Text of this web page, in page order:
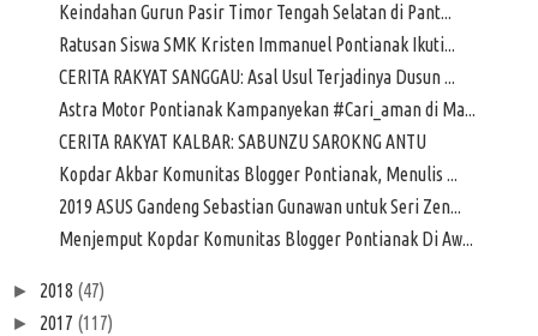
Keindahan Gurun Pasir Timor Tengah Selatan di Pant...
Ratusan Siswa SMK Kristen Immanuel Pontianak Ikuti...
CERITA RAKYAT SANGGAU: Asal Usul Terjadinya Dusun ...
Astra Motor Pontianak Kampanyekan #Cari_aman di Ma...
CERITA RAKYAT KALBAR: SABUNZU SAROKNG ANTU
Kopdar Akbar Komunitas Blogger Pontianak, Menulis ...
2019 ASUS Gandeng Sebastian Gunawan untuk Seri Zen...
Menjemput Kopdar Komunitas Blogger Pontianak Di Aw...
► 2018 (47)
► 2017 (117)